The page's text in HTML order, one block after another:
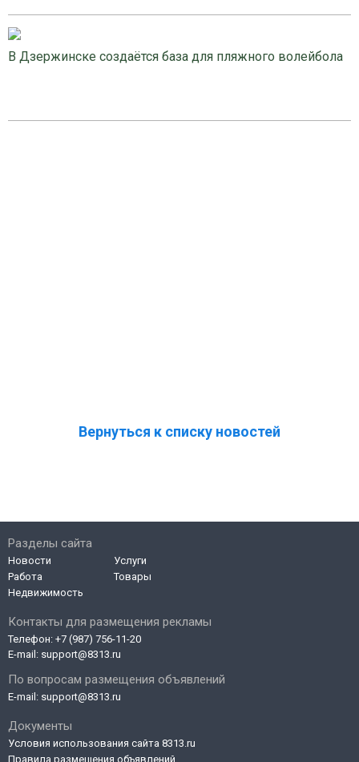
В Дзержинске создаётся база для пляжного волейбола
Вернуться к списку новостей
Контакты для размещения рекламы
Телефон: +7 (987) 756-11-20
E-mail: support@8313.ru
По вопросам размещения объявлений
E-mail: support@8313.ru
Документы
Условия использования сайта 8313.ru
Правила размещения объявлений
Разделы сайта
Новости
Работа
Недвижимость
Услуги
Товары